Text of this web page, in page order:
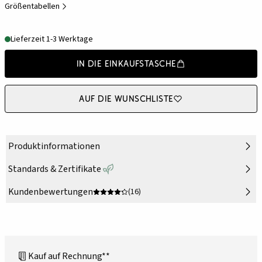
Größentabellen
Lieferzeit 1-3 Werktage
In die Einkaufstasche
Auf die Wunschliste
Produktinformationen
Standards & Zertifikate
Kundenbewertungen
(16)
Kauf auf Rechnung**